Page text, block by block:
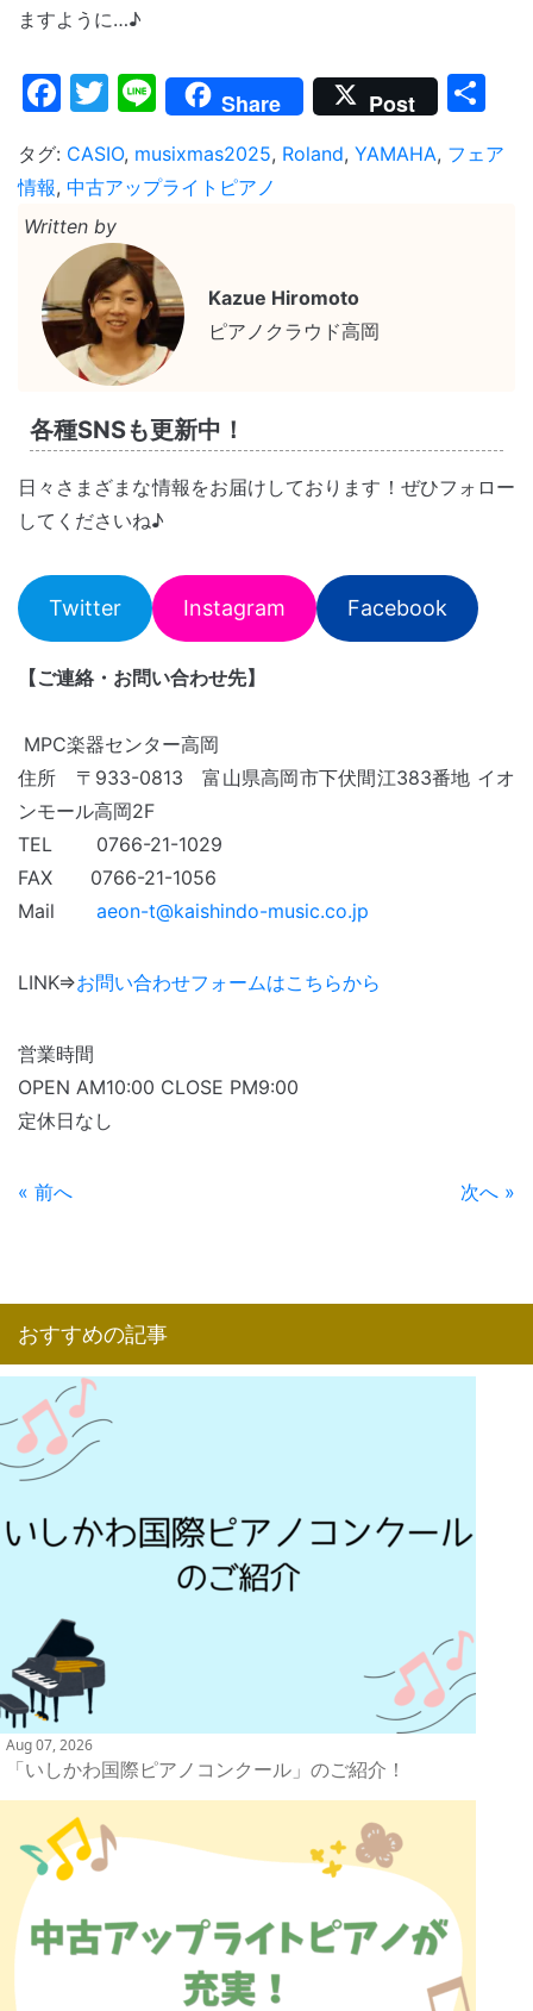
ますように…♪
Facebook
Twitter
LineShare Post
タグ: CASIO, musixmas2025, Roland, YAMAHA, フェア
情報, 中古アップライトピアノ
Written by
Kazue Hiromoto
ピアノクラウド高岡
各種SNSも更新中！
日々さまざまな情報をお届けしております！ぜひフォロー
してくださいね♪
Twitter Instagram Facebook
【ご連絡・お問い合わせ先】
MPC楽器センター高岡
住所 〒933-0813 富山県高岡市下伏間江383番地 イオ
ンモール高岡2F
TEL 0766-21-1029
FAX 0766-21-1056
Mail aeon-t@kaishindo-music.co.jp
LINK⇒お問い合わせフォームはこちらから
営業時間
OPEN AM10:00 CLOSE PM9:00
定休日なし
« 前へ 次へ »
おすすめの記事
Aug 07, 2026
「いしかわ国際ピアノコンクール」のご紹介！